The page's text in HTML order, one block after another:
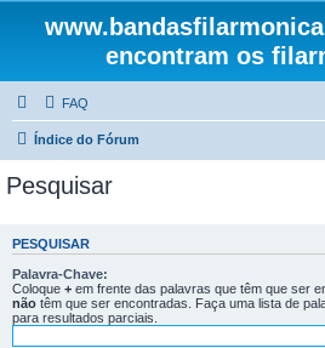
encontram os
FAQ
Índice do Fórum
Pesquisar
PESQUISAR
Palavra-Chave:
Coloque + em frente das palavras que têm que ser
não têm que ser encontradas. Faça uma lista de
para resultados parciais.